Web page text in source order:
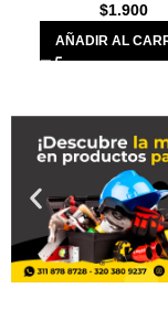
$1.900
AÑADIR AL